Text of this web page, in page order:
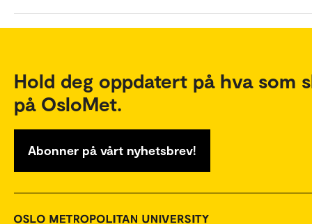
Hold deg oppdatert på hva som
på OsloMet.
Abonner på vårt nyhetsbrev!